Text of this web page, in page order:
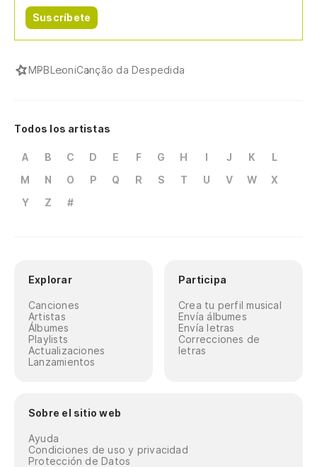
Suscríbete
MPBLeoniCanção da Despedida
Todos los artistas
A B C D E F G H I J K
L
M
N O P Q R S T U V W
X
Y
Z #
Explorar
Canciones
Artistas
Álbumes
Playlists
Actualizaciones
Lanzamientos
Participa
Crea tu perfil musical
Envía álbumes
Envía letras
Correcciones de
letras
Sobre el sitio web
Ayuda
Condiciones de uso y privacidad
Protección de Datos